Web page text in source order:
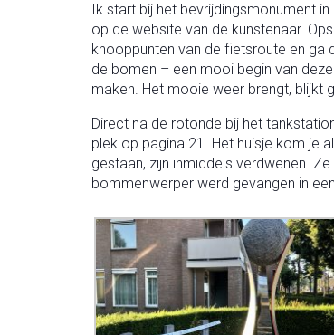
Ik start bij het bevrijdingsmonument
op de website van de kunstenaar.
knooppunten van de fietsroute en ga
de bomen – een mooi begin van
maken. Het mooie weer brengt, blijkt
Direct na de rotonde bij het
plek op pagina 21. Het huisje kom je
gestaan, zijn inmiddels verdwenen.
bommenwerper werd gevangen in